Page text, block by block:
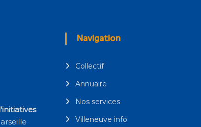
Navigation
Collectif
Annuaire
Nos services
Villeneuve info